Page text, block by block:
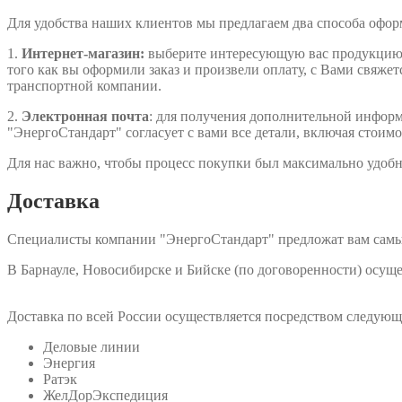
Для удобства наших клиентов мы предлагаем два способа
1. Интернет-магазин: выберите интересующую вас продукцию,
того как вы оформили заказ и произвели оплату, с Вами
транспортной компании.
2. Электронная почта: для получения дополнительной
"ЭнергоСтандарт" согласует с вами все детали, включая
Для нас важно, чтобы процесс покупки был максимально
Доставка
Специалисты компании "ЭнергоСтандарт" предложат вам
В Барнауле, Новосибирске и Бийске (по договоренности)
Доставка по всей России осуществляется посредством
Деловые линии
Энергия
Ратэк
ЖелДорЭкспедиция